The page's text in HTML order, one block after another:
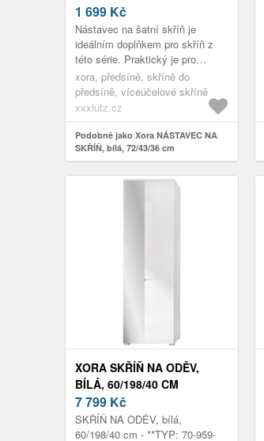
1 699 Kč
Nástavec na šatní skříň je
ideálním doplňkem pro skříň z
této série. Praktický je pro
uskladnění například zimního
oblečení, sportovních doplňků
ne...
xora, předsíně, skříně do
předsíně, víceúčelové skříně
xxxlutz.cz
Podobně jako Xora NÁSTAVEC NA
SKŘÍŇ, bílá, 72/43/36 cm
XORA SKŘÍŇ NA ODĚV,
BÍLÁ, 60/198/40 CM
7 799 Kč
SKŘÍŇ NA ODĚV, bílá,
60/198/40 cm - **TYP: 70-959-